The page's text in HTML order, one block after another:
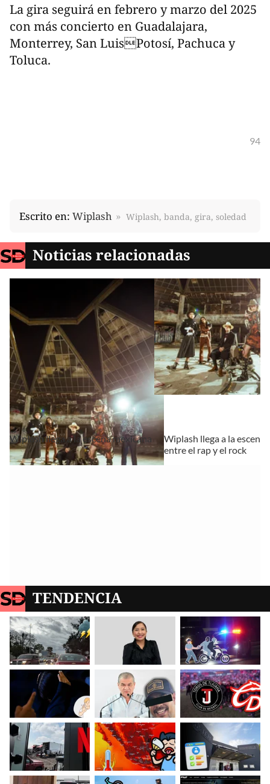
La gira seguirá en febrero y marzo del 2025
con más concierto en Guadalajara,
Monterrey, San LuisPotosí, Pachuca y
Toluca.
94
Escrito en: Wiplash Wiplash, banda, gira, soledad
Noticias relacionadas
Wiplash llega a la escena mexicana
Wiplash llega a la escena
entre el rap y el rock
TENDENCIA